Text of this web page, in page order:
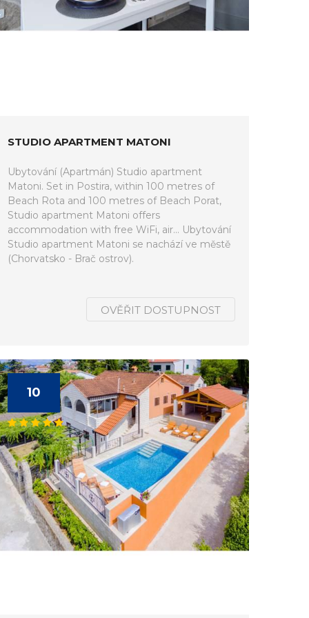
STUDIO APARTMENT MATONI
Ubytování (Apartmán) Studio apartment
Matoni. Set in Postira, within 100 metres of
Beach Rota and 100 metres of Beach Porat,
Studio apartment Matoni offers
accommodation with free WiFi, air... Ubytování
Studio apartment Matoni se nachází ve městě
(Chorvatsko - Brač ostrov).
OVĚŘIT DOSTUPNOST
10